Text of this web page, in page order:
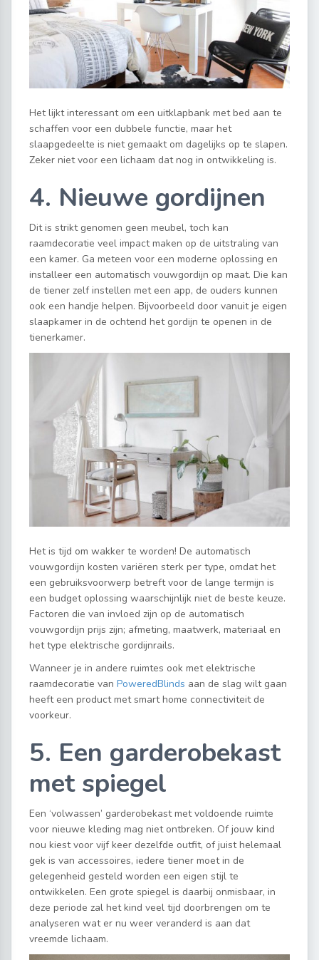
Het lijkt interessant om een uitklapbank met bed aan te
schaffen voor een dubbele functie, maar het
slaapgedeelte is niet gemaakt om dagelijks op te slapen.
Zeker niet voor een lichaam dat nog in ontwikkeling is.
4. Nieuwe gordijnen
Dit is strikt genomen geen meubel, toch kan
raamdecoratie veel impact maken op de uitstraling van
een kamer. Ga meteen voor een moderne oplossing en
installeer een automatisch vouwgordijn op maat. Die kan
de tiener zelf instellen met een app, de ouders kunnen
ook een handje helpen. Bijvoorbeeld door vanuit je eigen
slaapkamer in de ochtend het gordijn te openen in de
tienerkamer.
Het is tijd om wakker te worden! De automatisch
vouwgordijn kosten variëren sterk per type, omdat het
een gebruiksvoorwerp betreft voor de lange termijn is
een budget oplossing waarschijnlijk niet de beste keuze.
Factoren die van invloed zijn op de automatisch
vouwgordijn prijs zijn; afmeting, maatwerk, materiaal en
het type elektrische gordijnrails.
Wanneer je in andere ruimtes ook met elektrische
raamdecoratie van PoweredBlinds aan de slag wilt gaan
heeft een product met smart home connectiviteit de
voorkeur.
5. Een garderobekast
met spiegel
Een ‘volwassen’ garderobekast met voldoende ruimte
voor nieuwe kleding mag niet ontbreken. Of jouw kind
nou kiest voor vijf keer dezelfde outfit, of juist helemaal
gek is van accessoires, iedere tiener moet in de
gelegenheid gesteld worden een eigen stijl te
ontwikkelen. Een grote spiegel is daarbij onmisbaar, in
deze periode zal het kind veel tijd doorbrengen om te
analyseren wat er nu weer veranderd is aan dat
vreemde lichaam.